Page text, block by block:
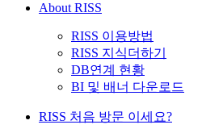
About RISS
RISS 이용방법
RISS 지식더하기
DB연계 현황
BI 및 배너 다운로드
RISS 처음 방문 이세요?